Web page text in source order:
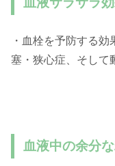
・血栓を予防する
塞・狭心症、そして
血液中の余分